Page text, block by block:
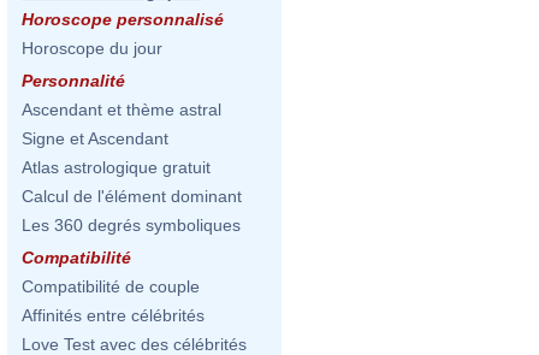
Horoscope personnalisé
Horoscope du jour
Personnalité
Ascendant et thème astral
Signe et Ascendant
Atlas astrologique gratuit
Calcul de l'élément dominant
Les 360 degrés symboliques
Compatibilité
Compatibilité de couple
Affinités entre célébrités
Love Test avec des célébrités